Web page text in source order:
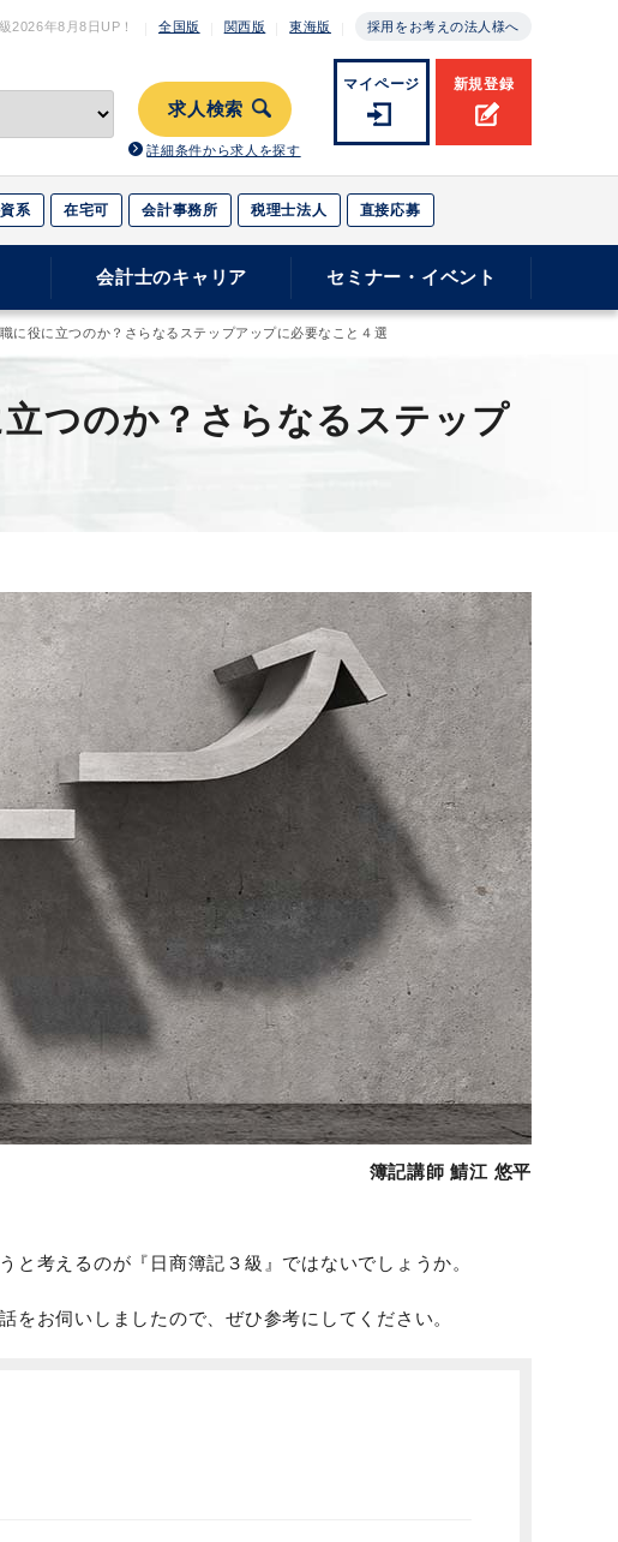
2026年8月8日 UP！ 全国版 関西版 東海版 採用をお考えの法人様へ
求人検索
詳細条件から求人を探す
マイページ 新規登録
系 在宅可 会計事務所 税理士法人 直接応募
会計士のキャリア セミナー・イベント
に役に立つのか？さらなるステップアップに必要なこと４選
つのか？さらなるステップ
簿記講師 鯖江 悠平
考えるのが『日商簿記３級』ではないでしょうか。
お伺いしましたので、ぜひ参考にしてください。